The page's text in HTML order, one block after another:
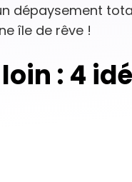
dépaysement
île de rêve !
: 4